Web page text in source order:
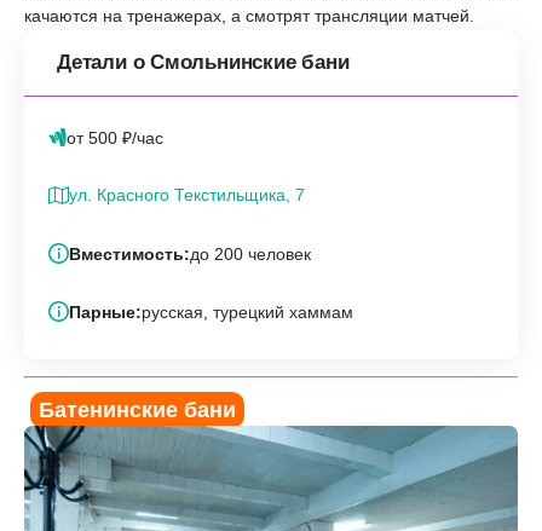
качаются на тренажерах, а смотрят трансляции матчей.
Детали о Смольнинские бани
от 500 ₽/час
ул. Красного Текстильщика, 7
Вместимость:до 200 человек
Парные:русская, турецкий хаммам
Батенинские бани